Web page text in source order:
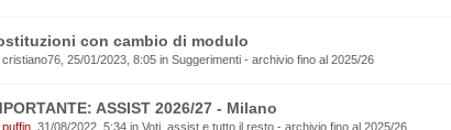
con cambio di modulo
cristiano76 , 25/01/2023, 8:05 in Suggerimenti - archivio fino al 2025/26
ASSIST 2026/27 - Milano
puffin , 31/08/2022, 5:34 in Voti, assist e tutto il resto - archivio fino al 2025/26